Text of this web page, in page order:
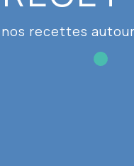
nos recettes